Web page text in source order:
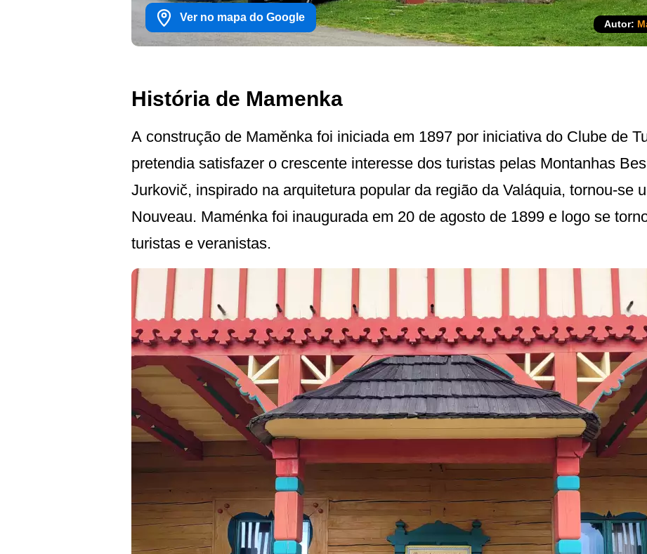
Ver no mapa do Google
Autor:
História de Mamenka
A construção de Maměnka foi iniciada em 1897 por iniciativa do Clube de
pretendia satisfazer o crescente interesse dos turistas pelas Montanhas
Jurkovič, inspirado na arquitetura popular da região da Valáquia, tornou-se
Nouveau. Maménka foi inaugurada em 20 de agosto de 1899 e logo se
turistas e veranistas.